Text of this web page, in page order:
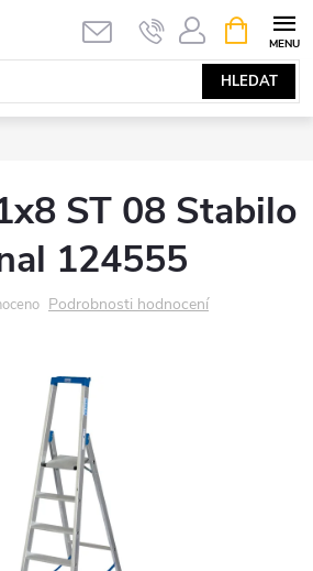
HLEDAT
NÁKUPNÍ
KOŠÍK
ST 08 Stabilo
124555
Podrobnosti hodnocení